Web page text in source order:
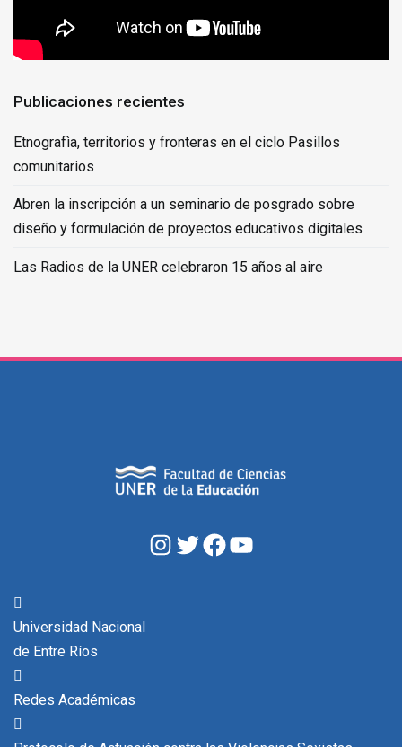
Publicaciones recientes
Etnografìa, territorios y fronteras en el ciclo Pasillos
comunitarios
Abren la inscripción a un seminario de posgrado sobre
diseño y formulación de proyectos educativos digitales
Las Radios de la UNER celebraron 15 años al aire
Instagram
TwitterFacebook
Universidad Nacional
de Entre Ríos
Redes Académicas